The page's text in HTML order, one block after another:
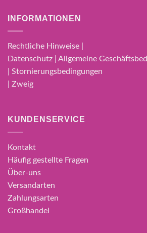
INFORMATIONEN
Rechtliche Hinweise |
Datenschutz | Allgemeine
| Stornierungsbedingungen
| Zweig
KUNDENSERVICE
Kontakt
Häufig gestellte Fragen
Über-uns
Versandarten
Zahlungsarten
Großhandel